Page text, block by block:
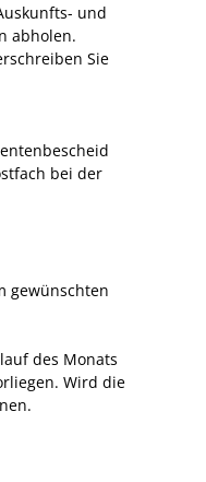
und
abholen.
Sie
bei der
gewünschten
des Monats
Wird die